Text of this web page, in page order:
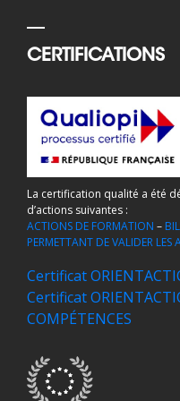
CERTIFICATIONS
La certification qualité a été
d’actions suivantes :
ACTIONS DE FORMATION –
PERMETTANT DE VALIDER LES
Certificat
Certificat
COMPÉTENCES